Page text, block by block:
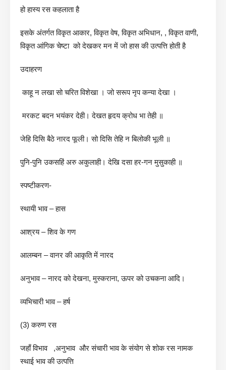
हो हास्य रस कहलाता है
इसके अंतर्गत विकृत आकार, विकृत वेष, विकृत अभिधान, , विकृत वाणी,
विकृत आंगिक चेष्टा को देखकर मन में जो हास की उत्पत्ति होती है
उदाहरण
काहू न लखा सो चरित विशेखा । जो सरूप नृप कन्या देखा ।
मरकट बदन भयंकर देही। देखत हृदय क्रोध भा तेही ॥
जेहि दिसि बैठे नारद फूली। सो दिसि तेहि न बिलोकी भूली ॥
पुनि-पुनि उकसहिं अरु अकुलाही। देखि दसा हर-गन मुसुकाही ॥
स्पष्टीकरण-
स्थायी भाव – हास
आश्रय – शिव के गण
आलम्बन – वानर की आकृति में नारद
अनुभाव – नारद को देखना, मुस्कराना, ऊपर को उचकना आदि।
व्यभिचारी भाव – हर्ष
(3) करुण रस
जहाँ विभाव ,अनुभाव और संचारी भाव के संयोग से शोक रस नामक
स्थाई भाव की उत्पत्ति